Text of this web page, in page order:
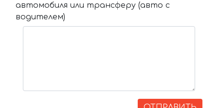
автомобиля или трансферу (авто с
водителем)